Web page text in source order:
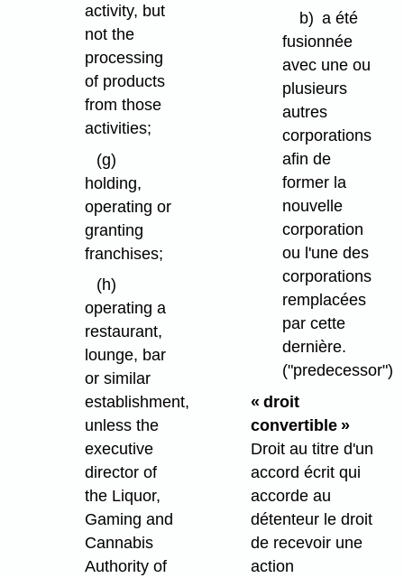
activity, but
not the
processing
of products
from those
activities;
(g)
holding,
operating or
granting
franchises;
(h)
operating a
restaurant,
lounge, bar
or similar
establishment,
unless the
executive
director of
the Liquor,
Gaming and
Cannabis
Authority of
b) a été
fusionnée
avec une ou
plusieurs
autres
corporations
afin de
former la
nouvelle
corporation
ou l'une des
corporations
remplacées
par cette
dernière.
("predecessor")
« droit
convertible »
Droit au titre d'un
accord écrit qui
accorde au
détenteur le droit
de recevoir une
action